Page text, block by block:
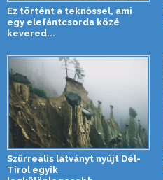
Ez történt a teknőssel, ami
egy elefántcsorda közé
kevered...
Szürreális látványt nyújt Dél-
Tirol egyik